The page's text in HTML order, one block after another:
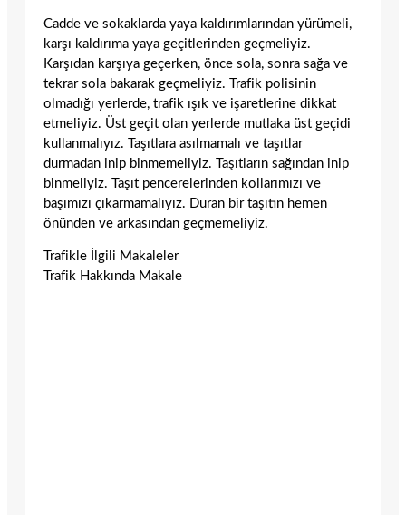
Cadde ve sokaklarda yaya kaldırımlarından yürümeli,
karşı kaldırıma yaya geçitlerinden geçmeliyiz.
Karşıdan karşıya geçerken, önce sola, sonra sağa ve
tekrar sola bakarak geçmeliyiz. Trafik polisinin
olmadığı yerlerde, trafik ışık ve işaretlerine dikkat
etmeliyiz. Üst geçit olan yerlerde mutlaka üst geçidi
kullanmalıyız. Taşıtlara asılmamalı ve taşıtlar
durmadan inip binmemeliyiz. Taşıtların sağından inip
binmeliyiz. Taşıt pencerelerinden kollarımızı ve
başımızı çıkarmamalıyız. Duran bir taşıtın hemen
önünden ve arkasından geçmemeliyiz.
Trafikle İlgili Makaleler
Trafik Hakkında Makale